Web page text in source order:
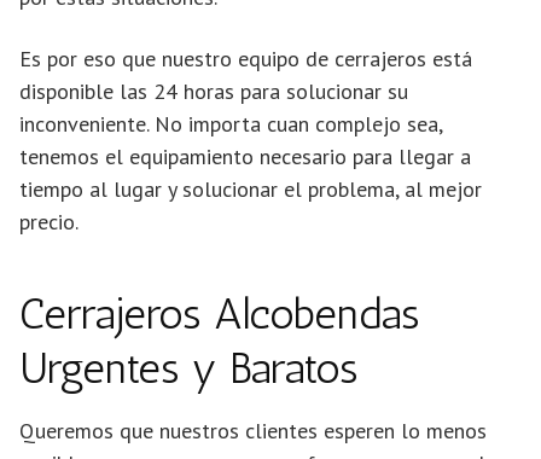
Es por eso que nuestro equipo de cerrajeros está
disponible las 24 horas para solucionar su
inconveniente. No importa cuan complejo sea,
tenemos el equipamiento necesario para llegar a
tiempo al lugar y solucionar el problema, al mejor
precio.
Cerrajeros Alcobendas
Urgentes y Baratos
Queremos que nuestros clientes esperen lo menos